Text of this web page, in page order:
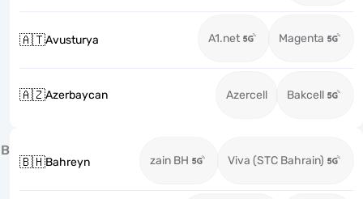
🇦🇹Avusturya A1.net Magenta
🇦🇿Azerbaycan Azercell Bakcell
B
🇧🇭Bahreyn zain BH Viva (STC Bahrain)